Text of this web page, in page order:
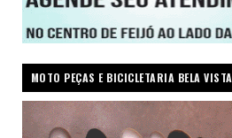
MOTO PEÇAS E BICICLETARIA BELA VISTA